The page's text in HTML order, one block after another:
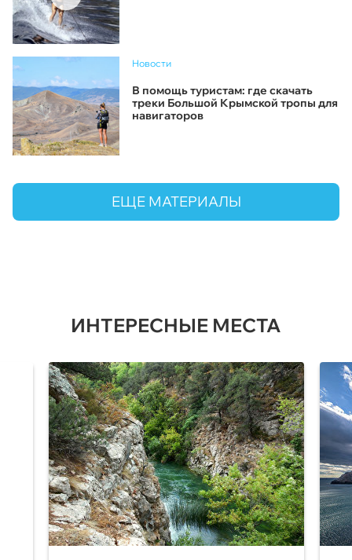
Новости
В помощь туристам: где скачать
треки Большой Крымской тропы для
навигаторов
ЕЩЕ МАТЕРИАЛЫ
ИНТЕРЕСНЫЕ МЕСТА